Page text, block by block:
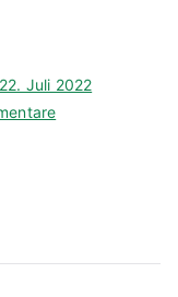
22. Juli 2022
für